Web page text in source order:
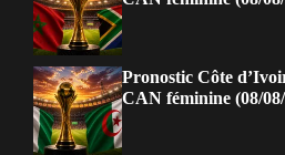
Pronostic Côte
CAN féminine (08/